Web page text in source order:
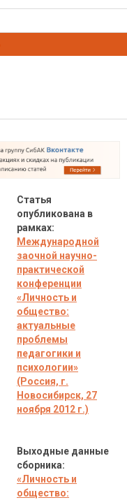
Статья
опубликована в
рамках:
Международной
заочной научно-
практической
конференции
«Личность и
общество:
актуальные
проблемы
педагогики и
психологии»
(Россия, г.
Новосибирск, 27
ноября 2012 г.)
Выходные данные
сборника:
«Личность и
общество: